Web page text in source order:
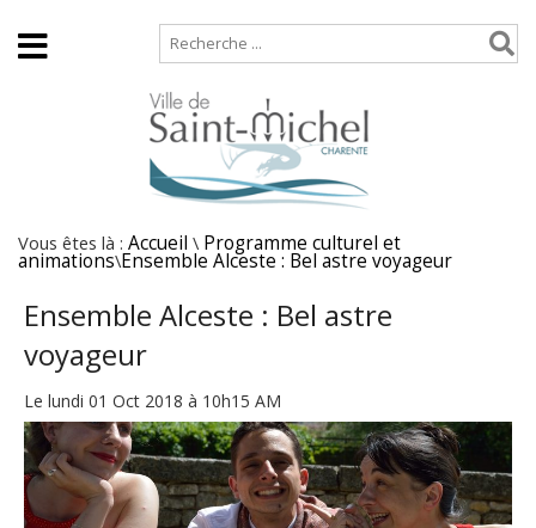
Vous êtes là : Accueil \ Programme culturel et
animations\Ensemble Alceste : Bel astre voyageur
Ensemble Alceste : Bel astre
voyageur
Le lundi 01 Oct 2018 à 10h15 AM